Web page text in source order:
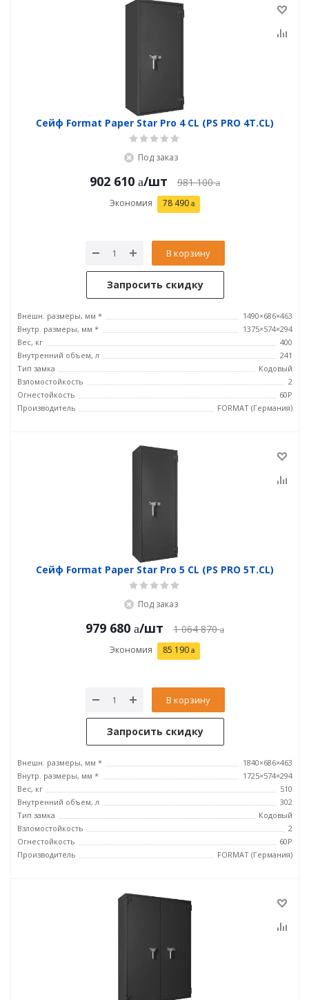
Сейф Format Paper Star Pro 4 CL (PS PRO 4Т.CL)
Под заказ
902 610 /шт 981 100
Экономия 78 490
В корзину
Запросить скидку
Внешн. размеры, мм *
1490×686×463
Внутр. размеры, мм *
1375×574×294
Вес, кг
400
Внутренний объем, л
241
Тип замка
Кодовый
Взломостойкость
2
Огнестойкость
60P
Производитель
FORMAT (Германия)
Сейф Format Paper Star Pro 5 CL (PS PRO 5Т.CL)
Под заказ
979 680 /шт 1 064 870
Экономия 85 190
В корзину
Запросить скидку
Внешн. размеры, мм *
1840×686×463
Внутр. размеры, мм *
1725×574×294
Вес, кг
510
Внутренний объем, л
302
Тип замка
Кодовый
Взломостойкость
2
Огнестойкость
60P
Производитель
FORMAT (Германия)